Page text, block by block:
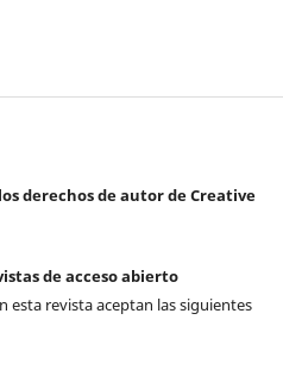
derechos de autor de Creative
de acceso abierto
esta revista aceptan las siguientes